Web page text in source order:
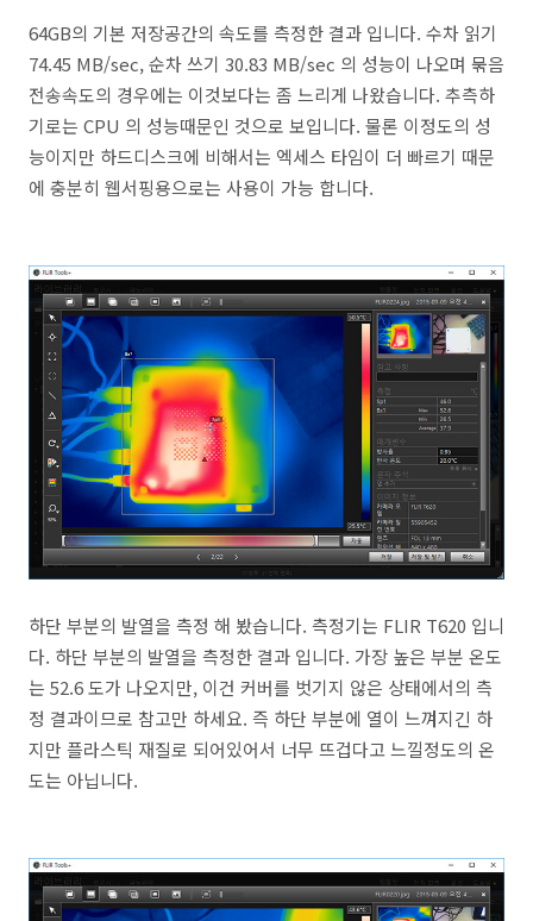
64GB의 기본 저장공간의 속도를 측정한 결과 입니다. 수차 읽기
74.45 MB/sec, 순차 쓰기 30.83 MB/sec 의 성능이 나오며 묶음
전송속도의 경우에는 이것보다는 좀 느리게 나왔습니다. 추측하
기로는 CPU 의 성능때문인 것으로 보입니다. 물론 이정도의 성
능이지만 하드디스크에 비해서는 엑세스 타임이 더 빠르기 때문
에 충분히 웹서핑용으로는 사용이 가능 합니다.
하단 부분의 발열을 측정 해 봤습니다. 측정기는 FLIR T620 입니
다. 하단 부분의 발열을 측정한 결과 입니다. 가장 높은 부분 온도
는 52.6 도가 나오지만, 이건 커버를 벗기지 않은 상태에서의 측
정 결과이므로 참고만 하세요. 즉 하단 부분에 열이 느껴지긴 하
지만 플라스틱 재질로 되어있어서 너무 뜨겁다고 느낄정도의 온
도는 아닙니다.